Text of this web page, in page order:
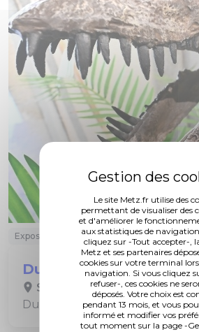
Le site Metz.fr utilise des
permettant de visualiser des
et d'améliorer le
aux statistiques de
cliquez sur -Tout accepter-,
Metz et ses partenaires
cookies sur votre terminal
navigation. Si vous cliquez
refuser-, ces cookies ne
déposés. Votre choix est
pendant 13 mois, et vous
informé et modifier vos
tout moment sur la page -
Exposition
Du Big Bang à
Serres du Jardin Botanique
Du 5 juin au 30 octobre 2026